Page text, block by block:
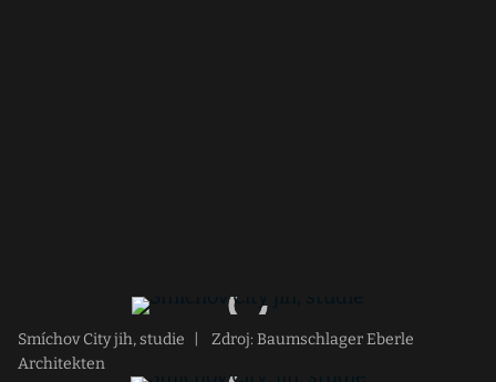
Smíchov City jih, studie
Zdroj: Baumschlager Eberle
Architekten